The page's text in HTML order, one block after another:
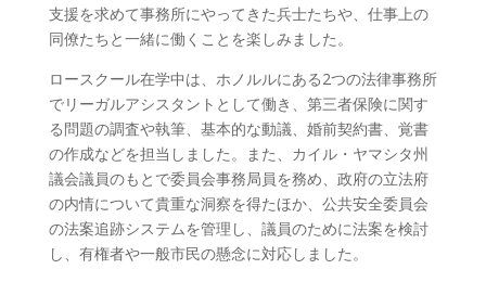
支援を求めて事務所にやってきた兵士たちや、仕事上の
同僚たちと一緒に働くことを楽しみました。
ロースクール在学中は、ホノルルにある2つの法律事務所
でリーガルアシスタントとして働き、第三者保険に関す
る問題の調査や執筆、基本的な動議、婚前契約書、覚書
の作成などを担当しました。また、カイル・ヤマシタ州
議会議員のもとで委員会事務局員を務め、政府の立法府
の内情について貴重な洞察を得たほか、公共安全委員会
の法案追跡システムを管理し、議員のために法案を検討
し、有権者や一般市民の懸念に対応しました。